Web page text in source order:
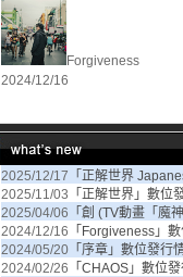
Forgiveness
2024/12/16
2025/12/17 「正解世界
2025/11/03 「正解世界」數位
2025/04/06 「創 (TV動畫「魔
2024/12/16 「Forgiveness」
2024/05/20「序章」數位發行
2024/02/26 「CHAOS」數位